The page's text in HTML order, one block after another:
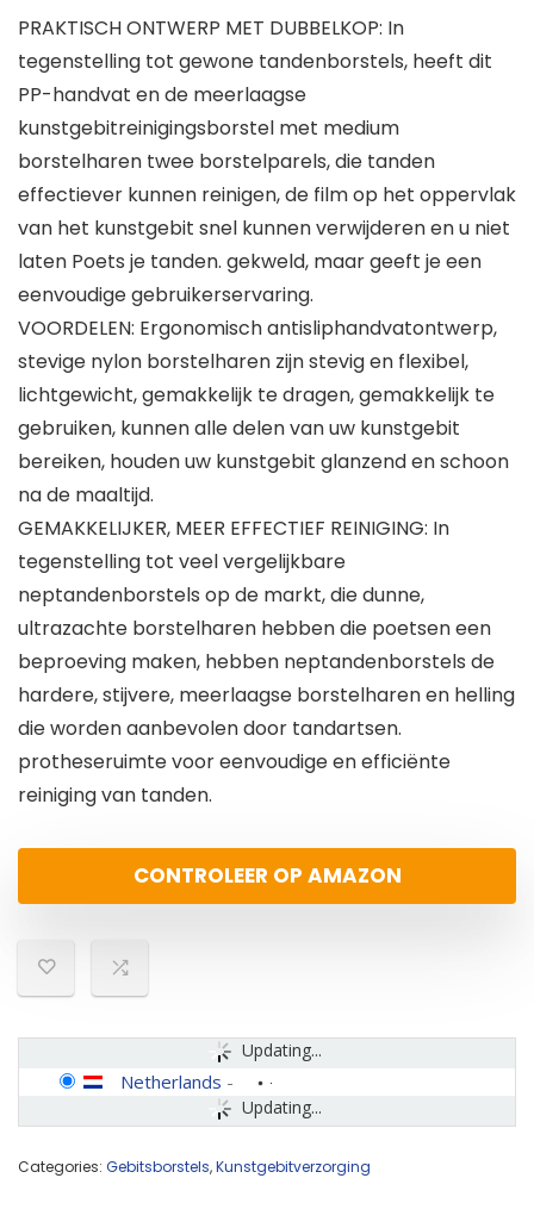
PRAKTISCH ONTWERP MET DUBBELKOP: In
tegenstelling tot gewone tandenborstels, heeft dit
PP-handvat en de meerlaagse
kunstgebitreinigingsborstel met medium
borstelharen twee borstelparels, die tanden
effectiever kunnen reinigen, de film op het oppervlak
van het kunstgebit snel kunnen verwijderen en u niet
laten Poets je tanden. gekweld, maar geeft je een
eenvoudige gebruikerservaring.
VOORDELEN: Ergonomisch antisliphandvatontwerp,
stevige nylon borstelharen zijn stevig en flexibel,
lichtgewicht, gemakkelijk te dragen, gemakkelijk te
gebruiken, kunnen alle delen van uw kunstgebit
bereiken, houden uw kunstgebit glanzend en schoon
na de maaltijd.
GEMAKKELIJKER, MEER EFFECTIEF REINIGING: In
tegenstelling tot veel vergelijkbare
neptandenborstels op de markt, die dunne,
ultrazachte borstelharen hebben die poetsen een
beproeving maken, hebben neptandenborstels de
hardere, stijvere, meerlaagse borstelharen en helling
die worden aanbevolen door tandartsen.
protheseruimte voor eenvoudige en efficiënte
reiniging van tanden.
CONTROLEER OP AMAZON
Updating...
Updating...
Netherlands -
Categories: Gebitsborstels,Kunstgebitverzorging